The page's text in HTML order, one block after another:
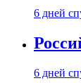
6 дней
6 дней